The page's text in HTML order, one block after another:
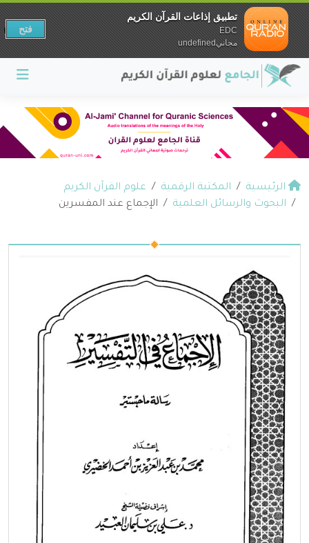
الرئيسية المكتبة الرقمية
علوم القرآن الكريم
البحوث والرسائل العلمية
الإجماع عند المفسرين
تطبيق إذاعات القرآن الكريم
EDC
مجانيundefined
فتح